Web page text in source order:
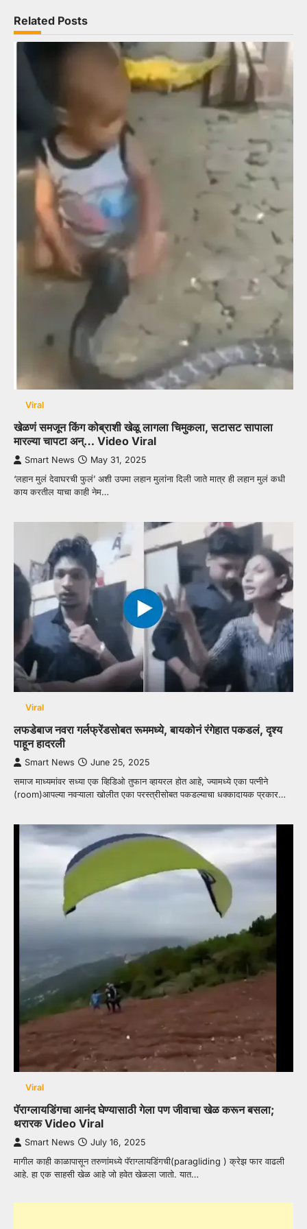
Related Posts
Viral
खेळणं समजून किंग कोब्राशी खेळू लागला चिमुकला, सटासट सापाला
मारल्या चापटा अन्… Video Viral
Smart News May 31, 2025
‘लहान मुलं देवाघरची फुलं’ अशी उपमा लहान मुलांना दिली जाते मात्र ही लहान मुलं कधी
काय करतील याचा काही नेम…
Viral
लफडेबाज नवरा गर्लफ्रेंडसोबत रूममध्ये, बायकोनं रंगेहात पकडलं, दृश्य
पाहून हादरली
Smart News June 25, 2025
समाज माध्यमांवर सध्या एक व्हिडिओ तुफान व्हायरल होत आहे, ज्यामध्ये एका पत्नीने
(room)आपल्या नवऱ्याला खोलीत एका परस्त्रीसोबत पकडल्याचा धक्कादायक प्रकार…
Viral
पॅराग्लायडिंगचा आनंद घेण्यासाठी गेला पण जीवाचा खेळ करून बसला;
थरारक Video Viral
Smart News July 16, 2025
मागील काही काळापासून तरुणांमध्ये पॅराग्लायडिंगची(paragliding ) क्रेझ फार वाढली
आहे. हा एक साहसी खेळ आहे जो हवेत खेळला जातो. यात…